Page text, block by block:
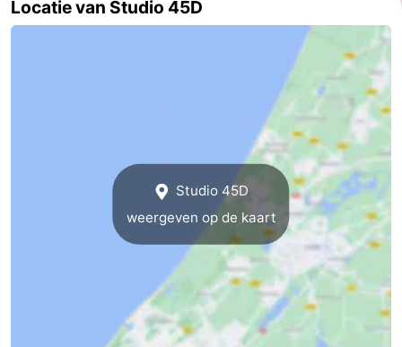
Zee
duinreservaat
Wijk
-
Locatie van Studio 45D
Studio 45D
weergeven op de kaart